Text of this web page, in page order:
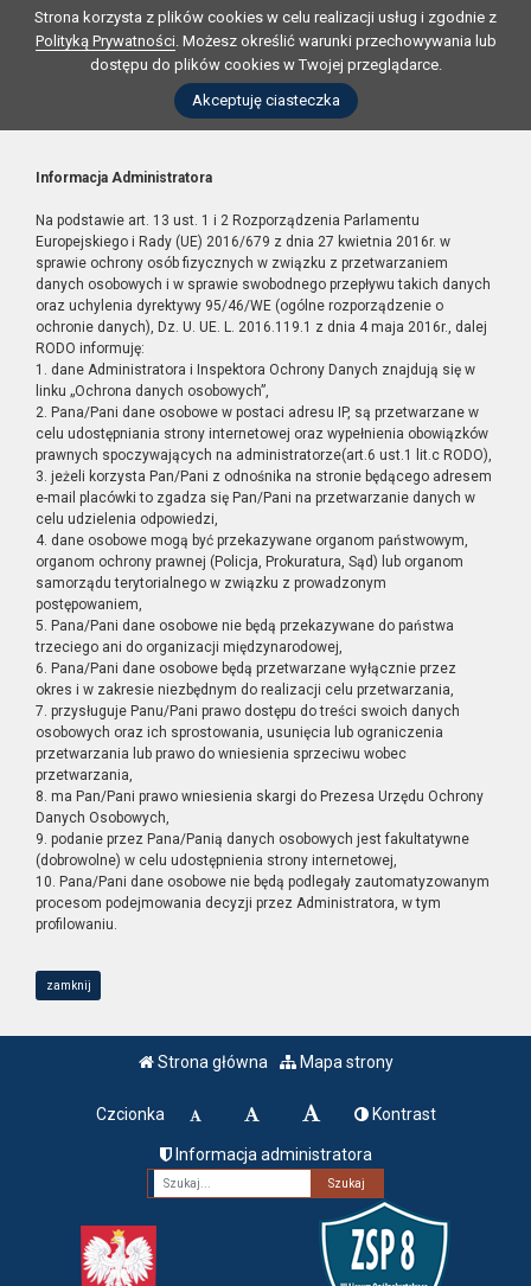
Strona korzysta z plików cookies w celu realizacji usług i zgodnie z
Polityką Prywatności. Możesz określić warunki przechowywania lub
dostępu do plików cookies w Twojej przeglądarce.
Akceptuję ciasteczka
Informacja Administratora
Na podstawie art. 13 ust. 1 i 2 Rozporządzenia Parlamentu
Europejskiego i Rady (UE) 2016/679 z dnia 27 kwietnia 2016r. w
sprawie ochrony osób fizycznych w związku z przetwarzaniem
danych osobowych i w sprawie swobodnego przepływu takich danych
oraz uchylenia dyrektywy 95/46/WE (ogólne rozporządzenie o
ochronie danych), Dz. U. UE. L. 2016.119.1 z dnia 4 maja 2016r., dalej
RODO informuję:
1. dane Administratora i Inspektora Ochrony Danych znajdują się w
linku „Ochrona danych osobowych”,
2. Pana/Pani dane osobowe w postaci adresu IP, są przetwarzane w
celu udostępniania strony internetowej oraz wypełnienia obowiązków
prawnych spoczywających na administratorze(art.6 ust.1 lit.c RODO),
3. jeżeli korzysta Pan/Pani z odnośnika na stronie będącego adresem
e-mail placówki to zgadza się Pan/Pani na przetwarzanie danych w
celu udzielenia odpowiedzi,
4. dane osobowe mogą być przekazywane organom państwowym,
organom ochrony prawnej (Policja, Prokuratura, Sąd) lub organom
samorządu terytorialnego w związku z prowadzonym
postępowaniem,
5. Pana/Pani dane osobowe nie będą przekazywane do państwa
trzeciego ani do organizacji międzynarodowej,
6. Pana/Pani dane osobowe będą przetwarzane wyłącznie przez
okres i w zakresie niezbędnym do realizacji celu przetwarzania,
7. przysługuje Panu/Pani prawo dostępu do treści swoich danych
osobowych oraz ich sprostowania, usunięcia lub ograniczenia
przetwarzania lub prawo do wniesienia sprzeciwu wobec
przetwarzania,
8. ma Pan/Pani prawo wniesienia skargi do Prezesa Urzędu Ochrony
Danych Osobowych,
9. podanie przez Pana/Panią danych osobowych jest fakultatywne
(dobrowolne) w celu udostępnienia strony internetowej,
10. Pana/Pani dane osobowe nie będą podlegały zautomatyzowanym
procesom podejmowania decyzji przez Administratora, w tym
profilowaniu.
zamknij
Strona główna Mapa strony
Czcionka Kontrast
Informacja administratora
Fraza